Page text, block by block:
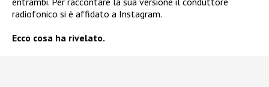
radiofonico si è affidato a Instagram.
Ecco cosa ha rivelato.